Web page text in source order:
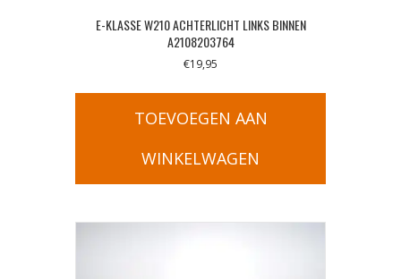
E-KLASSE W210 ACHTERLICHT LINKS BINNEN
A2108203764
€19,95
TOEVOEGEN AAN
WINKELWAGEN